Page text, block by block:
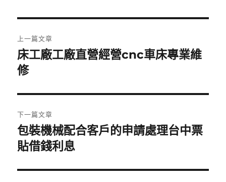
章
導
覽
上一篇文章
上
一
文
章:
床工廠工廠直營經營cnc車床專業維
修
下一篇文章
下
一
文
包裝機械配合客戶的申請處理台中票
貼借錢利息